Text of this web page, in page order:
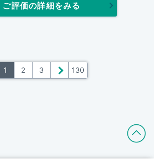
ご評価の詳細をみる
1 2 3 ＞ 130